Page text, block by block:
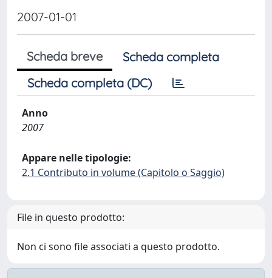
2007-01-01
Scheda breve
Scheda completa
Scheda completa (DC)
Anno
2007
Appare nelle tipologie:
2.1 Contributo in volume (Capitolo o Saggio)
File in questo prodotto:
Non ci sono file associati a questo prodotto.